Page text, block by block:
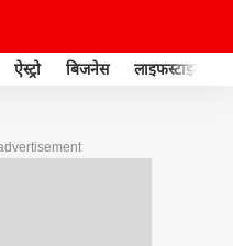
ऐस्ट्रो बिजनेस लाइफस्टाइल